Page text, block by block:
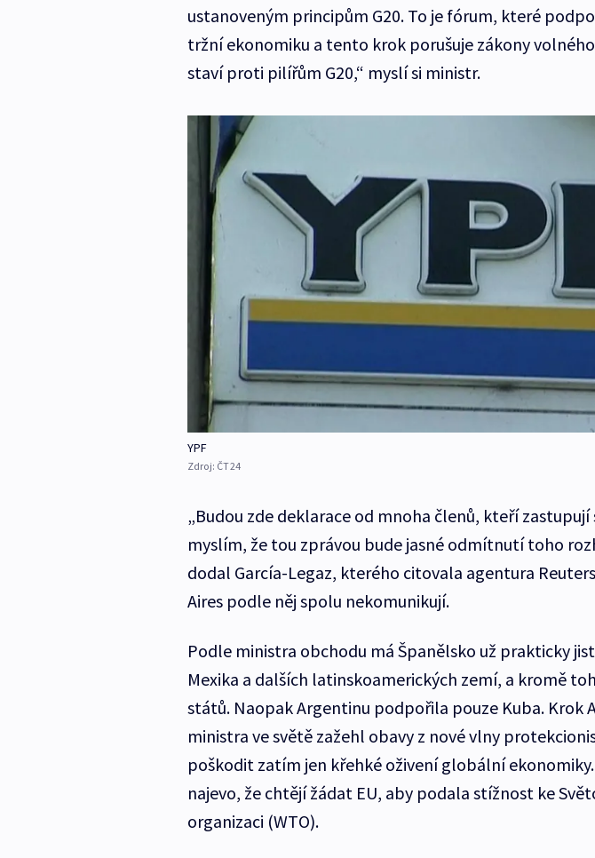
ustanoveným principům G20. To je fórum, které
tržní ekonomiku a tento krok porušuje zákony
staví proti pilířům G20,“ myslí si ministr.
YPF
Zdroj: ČT24
„Budou zde deklarace od mnoha členů, kteří zastupují
myslím, že tou zprávou bude jasné odmítnutí toho
dodal García-Legaz, kterého citovala agentura
Aires podle něj spolu nekomunikují.
Podle ministra obchodu má Španělsko už prakticky
Mexika a dalších latinskoamerických zemí, a kromě
států. Naopak Argentinu podpořila pouze Kuba. Krok
ministra ve světě zažehl obavy z nové vlny
poškodit zatím jen křehké oživení globální
najevo, že chtějí žádat EU, aby podala stížnost ke
organizaci (WTO).